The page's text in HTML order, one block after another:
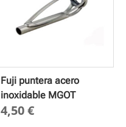
Fuji puntera acero
inoxidable MGOT
4,50€